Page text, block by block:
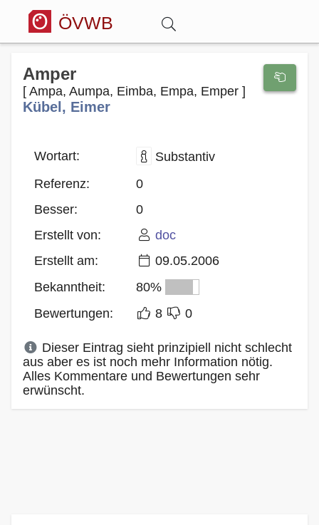
ÖVWB
Wörterbuch
Hitparade
Blog
Amper
[ Ampa, Aumpa, Eimba, Empa, Emper ]
Kübel, Eimer
Wortart:
Substantiv
Referenz:
0
Besser:
0
Erstellt von:
doc
Erstellt am:
09.05.2006
Bekanntheit:
80%
Bewertungen:
8 0
Dieser Eintrag sieht prinzipiell nicht schlecht
aus aber es ist noch mehr Information nötig.
Alles Kommentare und Bewertungen sehr
erwünscht.